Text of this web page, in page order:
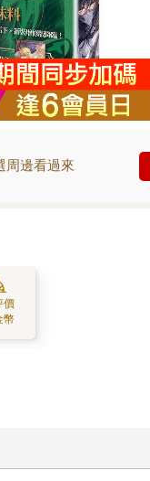
周邊看過來
價
幣